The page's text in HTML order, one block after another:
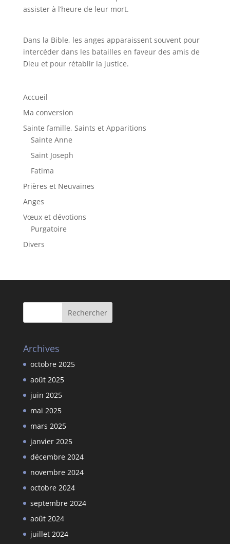
assister à l’heure de leur mort.
Dans la Bible, les anges apparaissent souvent pour
intercéder dans les batailles en faveur des amis de
Dieu et pour rétablir la justice.
Accueil
Ma conversion
Sainte famille, Saints et Apparitions
Sainte Anne
Saint Joseph
Fatima
Prières et Neuvaines
Anges
Vœux et dévotions
Purgatoire
Divers
Archives
octobre 2025
août 2025
juin 2025
mai 2025
mars 2025
janvier 2025
décembre 2024
novembre 2024
octobre 2024
septembre 2024
août 2024
juillet 2024